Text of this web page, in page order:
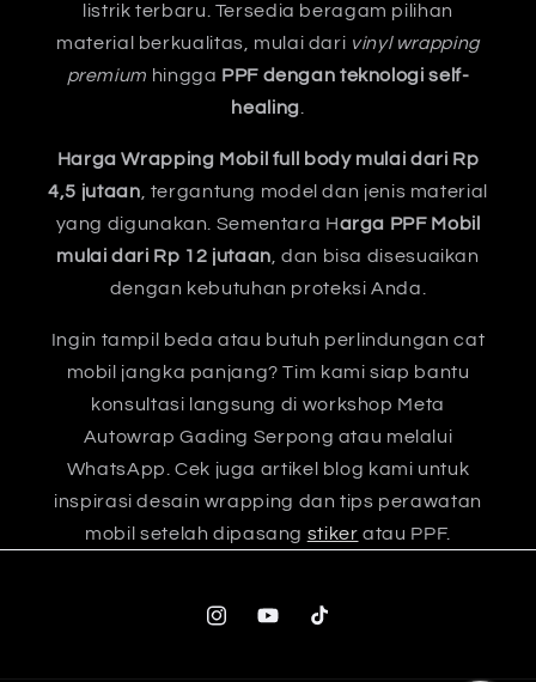
listrik terbaru. Tersedia beragam pilihan
material berkualitas, mulai dari vinyl wrapping
premium hingga PPF dengan teknologi self-
healing
Harga Wrapping Mobil full body mulai dari Rp
4,5 jutaan , tergantung model dan jenis material
yang digunakan. Sementara Harga PPF Mobil
mulai dari Rp 12 jutaan , dan bisa disesuaikan
dengan kebutuhan proteksi Anda.
Ingin tampil beda atau butuh perlindungan cat
mobil jangka panjang? Tim kami siap bantu
konsultasi langsung di workshop Meta
Autowrap Gading Serpong atau melalui
WhatsApp. Cek juga artikel blog kami untuk
inspirasi desain wrapping dan tips perawatan
mobil setelah dipasang stiker atau PPF.
InstagramYouTubeTikTok